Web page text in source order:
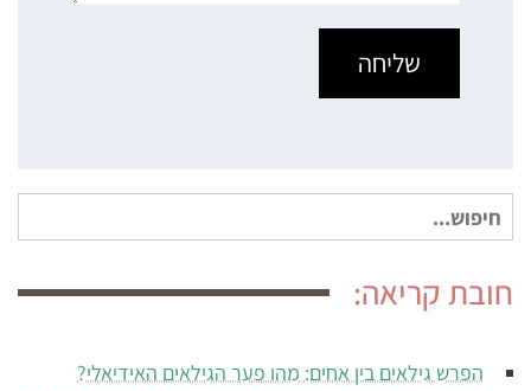
חיפוש
עבור:
חובת קריאה:
הפרש גילאים בין אחים: מהו פער הגילאים האידיאלי?